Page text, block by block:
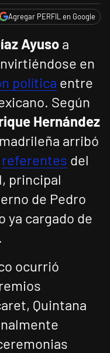
Agregar PERFIL en Google
Ayuso a
en
política entre
Según
Hernández
arribó
referentes del
principal
de Pedro
ya cargado de
ocurrió
Quintana